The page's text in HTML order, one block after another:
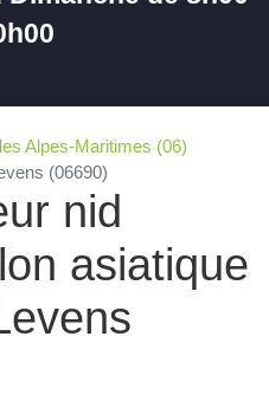
Alpes-Maritimes (06)
(06690)
nid
asiatique